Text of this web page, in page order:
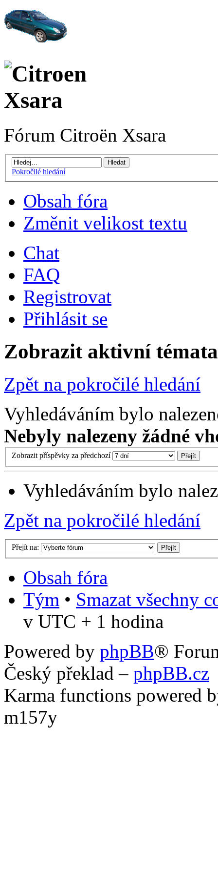
Fórum Citroën Xsara
Pokročilé hledání
Obsah fóra
Změnit velikost textu
Chat
FAQ
Registrovat
Přihlásit se
Zobrazit aktivní témata
Zpět na pokročilé hledání
Vyhledáváním bylo
Nebyly nalezeny žádné
Zobrazit příspěvky za předchozí
Vyhledáváním bylo
Zpět na pokročilé hledání
Přejít na:
Obsah fóra
Tým • Smazat všechny
v UTC + 1 hodina
Powered by phpBB®
Český překlad – phpBB.cz
Karma functions powered
m157y